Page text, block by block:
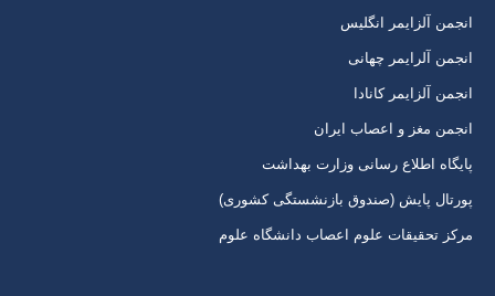
پنجره
جدید
پنجره
جدید
پنجره
جدید
پنجره
جدید
انجمن آلزایمر انگلیس
انجمن آلرایمر چهانی
انجمن آلزایمر کانادا
انجمن مغز و اعصاب ایران
پایگاه اطلاع رسانی وزارت بهداشت
پورتال پایش (صندوق بازنشستگی کشوری)
مرکز تحقیقات علوم اعصاب دانشگاه علوم